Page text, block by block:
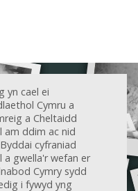
yn cael ei
Cymru a
a Cheltaidd
am ddim ac nid
cyfraniad
a gwella'r wefan er
Cymry sydd
i fywyd yng